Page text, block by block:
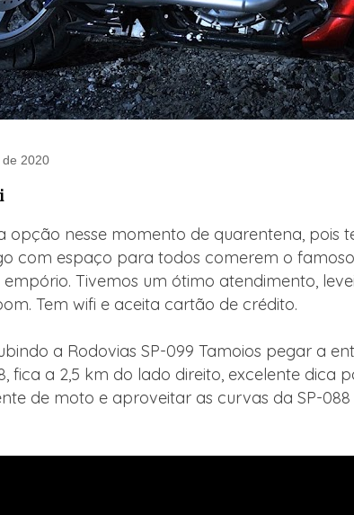
2020
opção nesse momento de quarentena, pois
com espaço para todos comerem o
Tivemos um ótimo atendimento,
Tem wifi e aceita cartão de crédito.
a Rodovias SP-099 Tamoios pegar a
fica a 2,5 km do lado direito, excelente dica
de moto e aproveitar as curvas da SP-088